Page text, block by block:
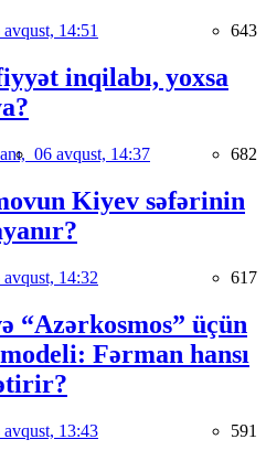
avqust, 14:51 643
inqilabı, yoxsa
06 avqust, 14:37 682
Kiyev səfərinin
avqust, 14:32 617
“Azərkosmos” üçün
Fərman hansı
avqust, 13:43 591